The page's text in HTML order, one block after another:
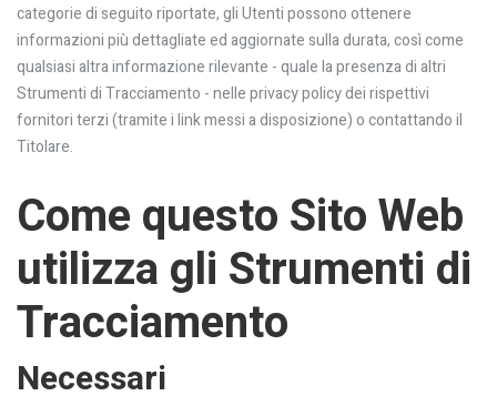
categorie di seguito riportate, gli Utenti possono ottenere
informazioni più dettagliate ed aggiornate sulla durata, così come
qualsiasi altra informazione rilevante - quale la presenza di altri
Strumenti di Tracciamento - nelle privacy policy dei rispettivi
fornitori terzi (tramite i link messi a disposizione) o contattando il
Titolare.
Come questo Sito Web
utilizza gli Strumenti di
Tracciamento
Necessari